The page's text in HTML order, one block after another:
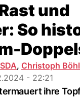
und
So
, Christoph
- 22:21
ihre